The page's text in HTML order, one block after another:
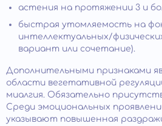
астения на протяжении 3 и
быстрая утомляемость на
интеллектуальных/
вариант или сочетание).
Дополнительными признаками
области вегетативной
миалгия. Обязательно
Среди эмоциональных
указывают повышенная